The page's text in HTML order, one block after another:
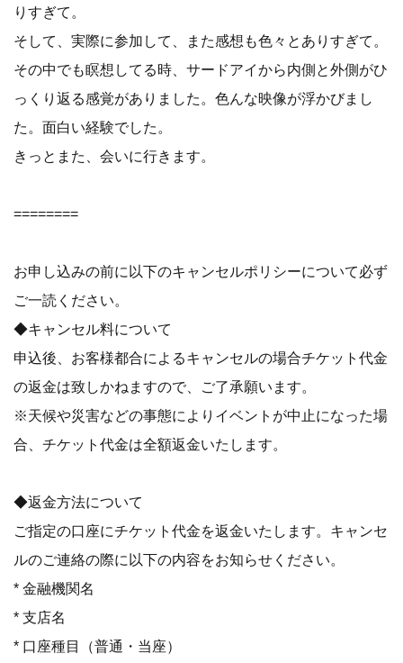
りすぎて。
そして、実際に参加して、また感想も色々とありすぎて。
その中でも瞑想してる時、サードアイから内側と外側がひ
っくり返る感覚がありました。色んな映像が浮かびまし
た。面白い経験でした。
きっとまた、会いに行きます。
========
お申し込みの前に以下のキャンセルポリシーについて必ず
ご一読ください。
◆キャンセル料について
申込後、お客様都合によるキャンセルの場合チケット代金
の返金は致しかねますので、ご了承願います。
※天候や災害などの事態によりイベントが中止になった場
合、チケット代金は全額返金いたします。
◆返金方法について
ご指定の口座にチケット代金を返金いたします。キャンセ
ルのご連絡の際に以下の内容をお知らせください。
* 金融機関名
* 支店名
* 口座種目（普通・当座）